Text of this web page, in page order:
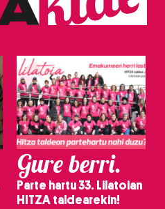
Gure berri.
Parte hartu 33. Lilatoian
HITZA taldearekin!